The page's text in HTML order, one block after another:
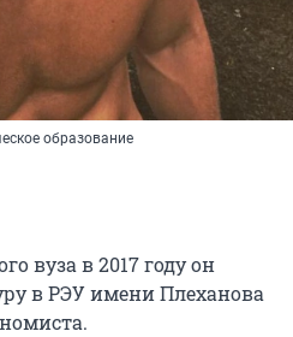
образование
вуза в 2017 году он
в РЭУ имени Плеханова